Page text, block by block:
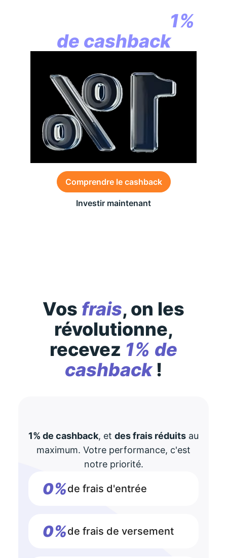
1%
de cashback
Comprendre le cashback
Investir maintenant
Vos frais, on les
révolutionne,
recevez 1% de
cashback!
1% de cashback, et des frais réduits au
maximum. Votre performance, c'est
notre priorité.
0%de frais d'entrée
0%de frais de versement